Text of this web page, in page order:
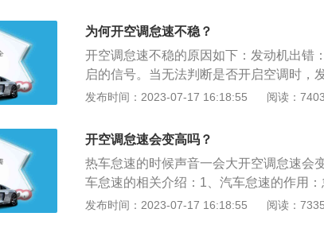
速不稳。
2、空调控制电路出错，无法发送空调开
空调开启状态，ECU会连续调整怠速转速
障，导致空调间歇性工作：当空调不工作
态，所以不会影响发动机负载。空调压缩
怠速转速，表现成怠速不稳。
为何开空调怠速不稳？
开空调怠速不稳的原因如下：发动机出错
启的信号。当无法判断是否开启空调时，
短暂的高负荷，试图以提高转速抵消怠速
稳。空调电路出错：空调控制电路出错，
断空调开启状态，ECU会连续调整怠速转
故障导致空调间歇性工作。当空调不工作
态，所以不会影响发动机负载。空调压缩
怠速转速，造成怠速不稳。
发布时间：2023-07-17 16:18:55 阅读：7403
开空调怠速会变高吗？
热车怠速的时候声音一会大开空调怠速会
车怠速的相关介绍：1、汽车怠速的作用
机在空档的情况下运转。发动机怠速时的
发布时间：2023-07-17 16:18:55 阅读：7335